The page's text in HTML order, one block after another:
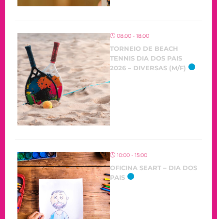
08:00 - 18:00
TORNEIO DE BEACH
TENNIS DIA DOS PAIS
2026 – DIVERSAS (M/F)
10:00 - 15:00
OFICINA SEART – DIA DOS
PAIS